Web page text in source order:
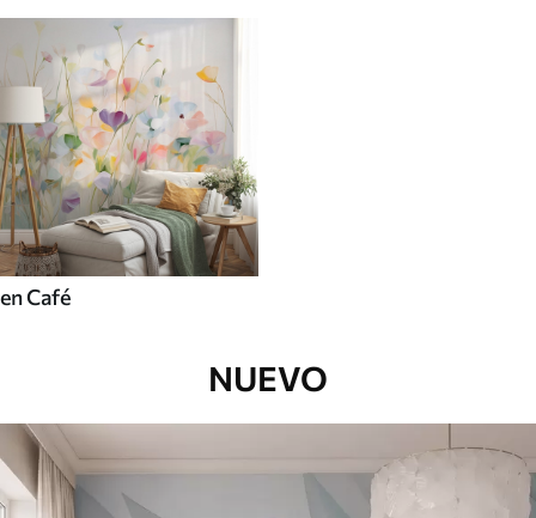
en Café
NUEVO